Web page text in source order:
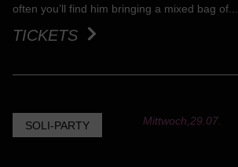
often you’ll find him bringing a mixed bag of...
TICKETS
SOLI-PARTY Mittwoch,29.07.